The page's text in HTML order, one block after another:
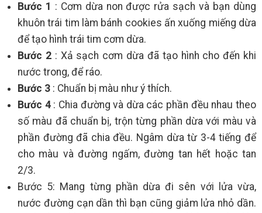
Bước 1 : Cơm dừa non được rửa sạch và bạn dùng
khuôn trái tim làm bánh cookies ấn xuống miếng dừa
để tạo hình trái tim cơm dừa.
Bước 2: Xả sạch cơm dừa đã tạo hình cho đến khi
nước trong, để ráo.
Bước 3 : Chuẩn bị màu như ý thích.
Bước 4: Chia đường và dừa các phần đều nhau theo
số màu đã chuẩn bị, trộn từng phần dừa với màu và
phần đường đã chia đều. Ngâm dừa từ 3-4 tiếng để
cho màu và đường ngấm, đường tan hết hoặc tan
2/3.
Bước 5: Mang từng phần dừa đi sên với lửa vừa,
nước đường cạn dần thì bạn cũng giảm lửa nhỏ dần.